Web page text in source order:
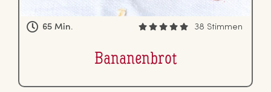
65 Min. 38 Stimmen
Ba­na­nen­brot